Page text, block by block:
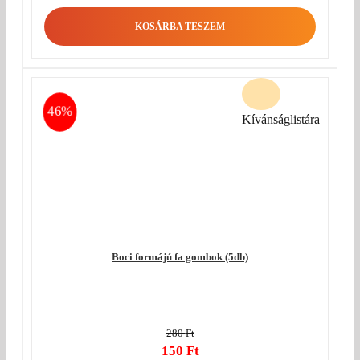
KOSÁRBA TESZEM
46%
Boci formájú fa gombok (5db)
280Ft
Original
150 Ft
Kívánságlistára